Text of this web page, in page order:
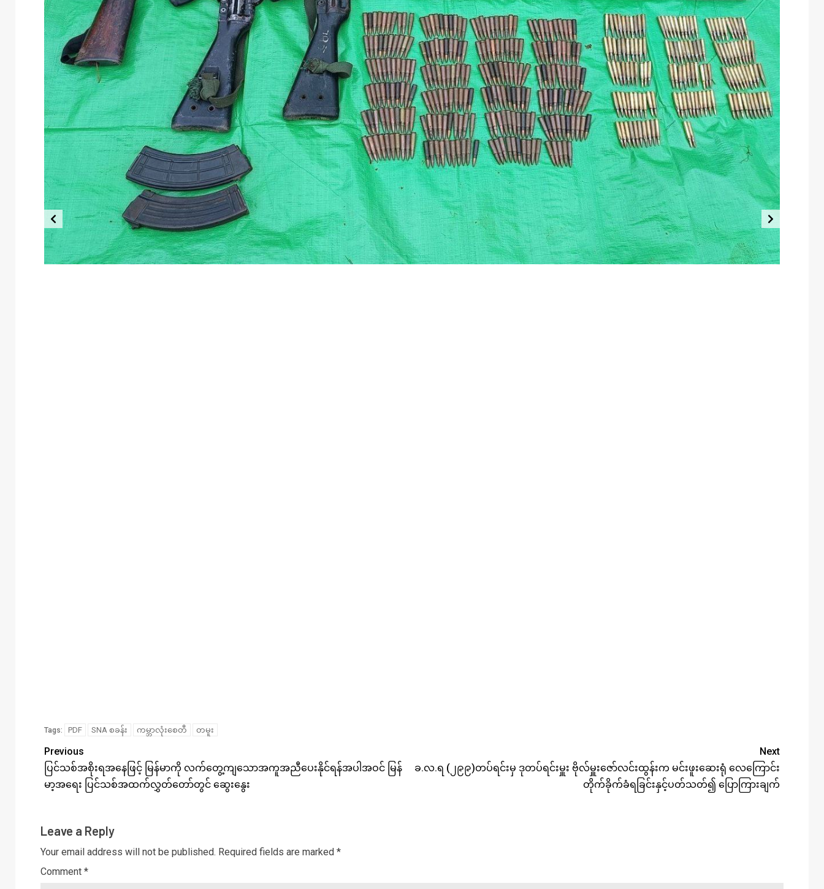
Tags: PDF SNA စခန်း ကမ္ဘာလုံးစေတီ တမူး
Previous
ပြင်သစ်အစိုးရအနေဖြင့် မြန်မာကို လက်တွေ့ကျသောအကူအညီပေးနိုင်ရန်အပါအဝင် မြန်
မာ့အရေး ပြင်သစ်အထက်လွှတ်တော်တွင် ဆွေးနွေး
Next
ခ.လ.ရ (၂၉၉)တပ်ရင်းမှ ဒုတပ်ရင်းမှူး ဗိုလ်မှူးဇော်လင်းထွန်းက မင်းဖူးဆေးရုံ လေကြောင်း
တိုက်ခိုက်ခံရခြင်းနှင့်ပတ်သတ်၍ ပြောကြားချက်
Leave a Reply
Your email address will not be published. Required fields are marked *
Comment *